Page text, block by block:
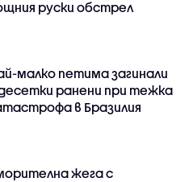
руски обстрел
малко петима загинали
ранени при тежка
в Бразилия
жега с